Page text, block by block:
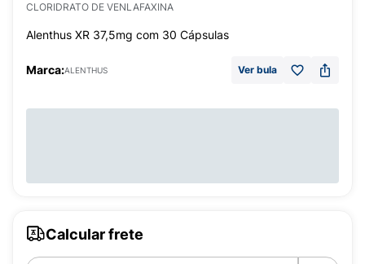
CLORIDRATO DE VENLAFAXINA
Alenthus XR 37,5mg com 30 Cápsulas
Marca:ALENTHUS Ver bula
Calcular frete